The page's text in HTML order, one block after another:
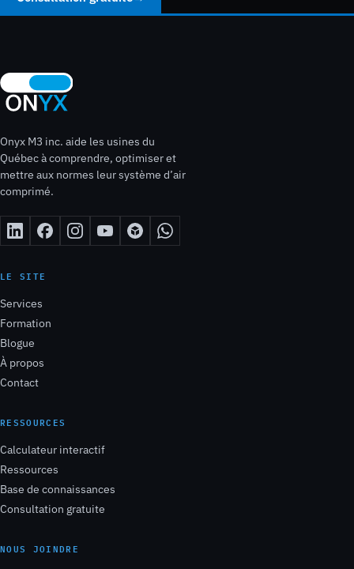
Onyx M3 inc. aide les usines du
Québec à comprendre, optimiser et
mettre aux normes leur système d’air
comprimé.
LE SITE
Services
Formation
Blogue
À propos
Contact
RESSOURCES
Calculateur interactif
Ressources
Base de connaissances
Consultation gratuite
NOUS JOINDRE